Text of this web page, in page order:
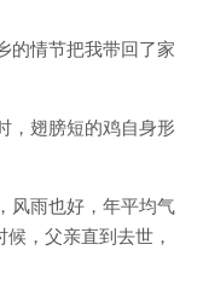
的情节把我带回了家
，翅膀短的鸡自身形
风雨也好，年平均气
，父亲直到去世，